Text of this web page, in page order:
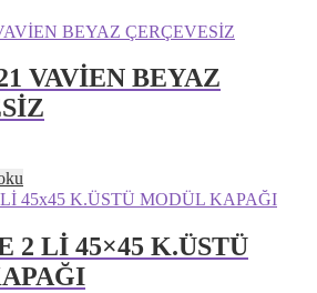
VAVİEN BEYAZ
2 Lİ 45×45 K.ÜSTÜ